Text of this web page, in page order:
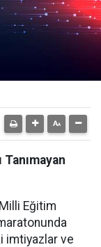
Tanımayan
Eğitim
imtiyazlar ve